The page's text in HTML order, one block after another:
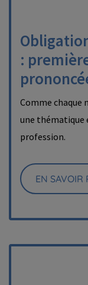
:
Comme chaque
une thématique
profession.
EN SAVOIR